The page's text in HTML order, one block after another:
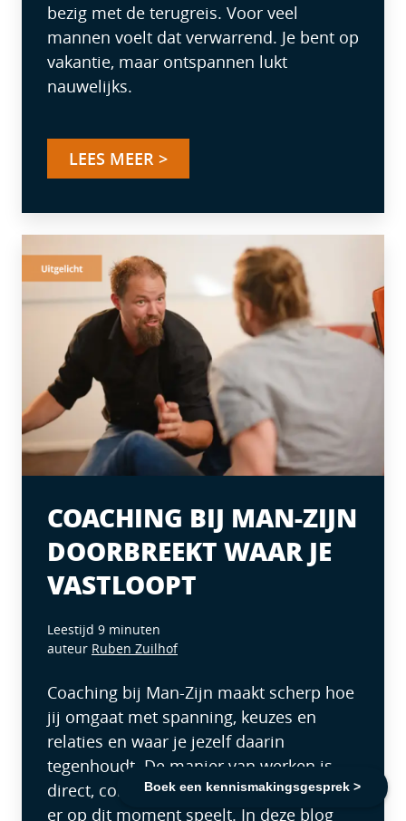
Boek een kennismakingsgesprek >
bezig met de terugreis. Voor veel
mannen voelt dat verwarrend. Je bent op
vakantie, maar ontspannen lukt
nauwelijks.
LEES MEER >
COACHING BIJ MAN-ZIJN
DOORBREEKT WAAR JE
VASTLOOPT
Leestijd 9 minuten
auteur Ruben Zuilhof
Coaching bij Man-Zijn maakt scherp hoe
jij omgaat met spanning, keuzes en
relaties en waar je jezelf daarin
tegenhoudt. De manier van werken is
direct, confronterend en gericht op wat
er op dit moment speelt. In deze blog